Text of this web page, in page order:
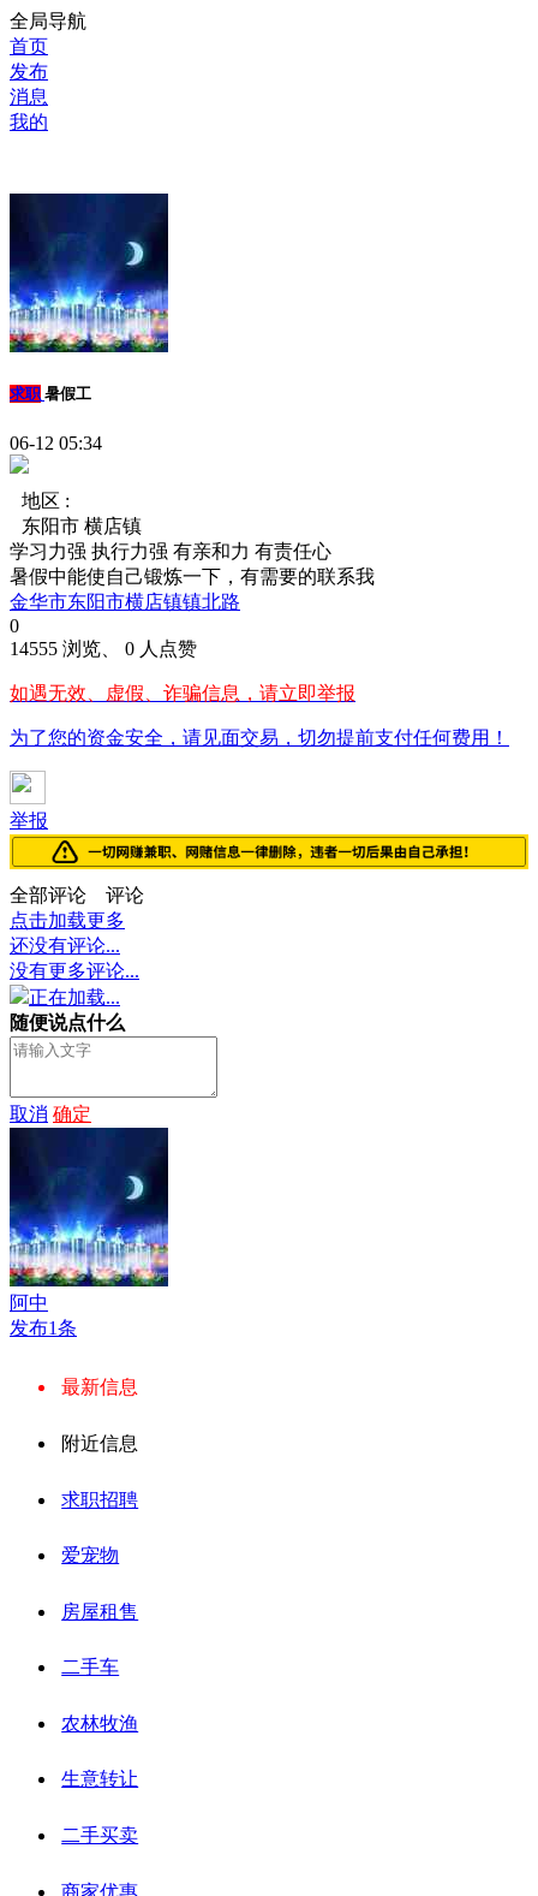
全局导航
首页
发布
消息
我的
求职 暑假工
06-12 05:34
地区 :
东阳市 横店镇
学习力强 执行力强 有亲和力 有责任心
暑假中能使自己锻炼一下，有需要的联系我
金华市东阳市横店镇镇北路
0
14555 浏览、 0 人点赞
如遇无效、虚假、诈骗信息，请立即举报
为了您的资金安全，请见面交易，切勿提前支付任何费用！
举报
全部评论
评论
点击加载更多
还没有评论...
没有更多评论...
正在加载...
随便说点什么
取消 确定
阿中
发布1条
最新信息
附近信息
求职招聘
爱宠物
房屋租售
二手车
农林牧渔
生意转让
二手买卖
商家优惠